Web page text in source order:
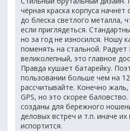
чёрная краска корпуса начнёт
до блеска светлого металла,
если приглядеться.
но за год не износился. Ношу
поменять на стальной. Радует
великолепный, это главное
Правда кушает батарейку.
пользовании больше чем на
рассчитывайте. Конечно
GPS, но это скорее
созданы для бережного
деловых встреч и т.п. иначе
испортится.